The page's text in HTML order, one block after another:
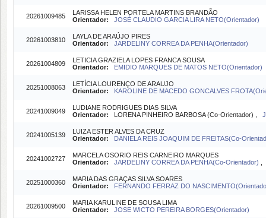
20261009485
LARISSA HELEN PORTELA MARTINS BRANDÃO
Orientador:
JOSÉ CLAUDIO GARCIA LIRA NETO(Orientador)
20261003810
LAYLA DE ARAÚJO PIRES
Orientador:
JARDELINY CORREA DA PENHA(Orientador)
20261004809
LETICIA GRAZIELA LOPES FRANCA SOUSA
Orientador:
EMIDIO MARQUES DE MATOS NETO(Orientador)
20251008063
LETÍCIA LOURENÇO DE ARAUJO
Orientador:
KAROLINE DE MACEDO GONCALVES
20241009049
LUDIANE RODRIGUES DIAS SILVA
Orientador: LORENA PINHEIRO BARBOSA (Co-Orientador) ,
20241005139
LUIZA ESTER ALVES DA CRUZ
Orientador:
DANIELA REIS JOAQUIM DE FREITAS(Co-
20241002727
MARCELA OSORIO REIS CARNEIRO MARQUES
Orientador:
JARDELINY CORREA DA PENHA(Co-Orientador)
20251000360
MARIA DAS GRAÇAS SILVA SOARES
Orientador:
FERNANDO FERRAZ DO
20261009500
MARIA KARULINE DE SOUSA LIMA
Orientador:
JOSE WICTO PEREIRA BORGES(Orientador)